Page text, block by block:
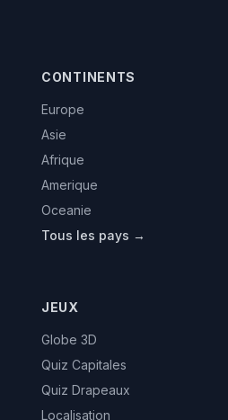
CONTINENTS
Europe
Asie
Afrique
Amerique
Oceanie
Tous les pays →
JEUX
Globe 3D
Quiz Capitales
Quiz Drapeaux
Localisation